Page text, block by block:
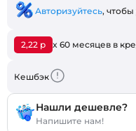
Авторизуйтесь,
2,22 р x 60 месяцев в
Кешбэк
Нашли дешевле?
Напишите нам!